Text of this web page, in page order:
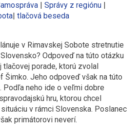
| Správy z regiónu |
| tlačová beseda
v Rimavskej Sobote stretnutie
Odpoveď na túto otázku
tlačovej porade, ktorú zvolal
Šimko. Jeho odpoveď však na túto
Podľa neho ide o veľmi dobre
hru, ktorou chcel
v rámci Slovenska. Poslanec
primátorovi neverí.